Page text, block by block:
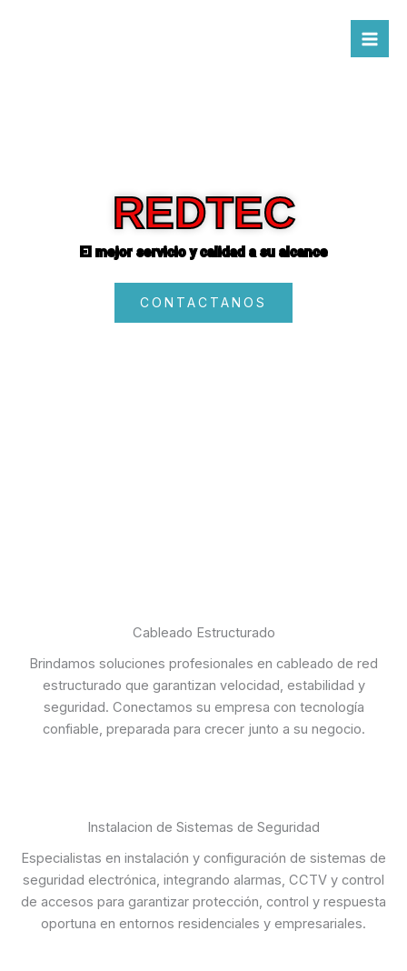
REDTEC
El mejor servicio y calidad a su alcance
CONTACTANOS
Cableado Estructurado
Brindamos soluciones profesionales en cableado de red
estructurado que garantizan velocidad, estabilidad y
seguridad. Conectamos su empresa con tecnología
confiable, preparada para crecer junto a su negocio.
Instalacion de Sistemas de Seguridad
Especialistas en instalación y configuración de sistemas de
seguridad electrónica, integrando alarmas, CCTV y control
de accesos para garantizar protección, control y respuesta
oportuna en entornos residenciales y empresariales.